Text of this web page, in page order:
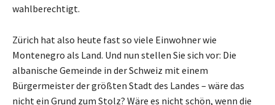
wahlberechtigt.
Zürich hat also heute fast so viele Einwohner wie
Montenegro als Land. Und nun stellen Sie sich vor: Die
albanische Gemeinde in der Schweiz mit einem
Bürgermeister der größten Stadt des Landes – wäre das
nicht ein Grund zum Stolz? Wäre es nicht schön, wenn die